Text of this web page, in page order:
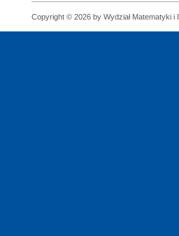
Copyright © 2026 by Wydział Matematyki